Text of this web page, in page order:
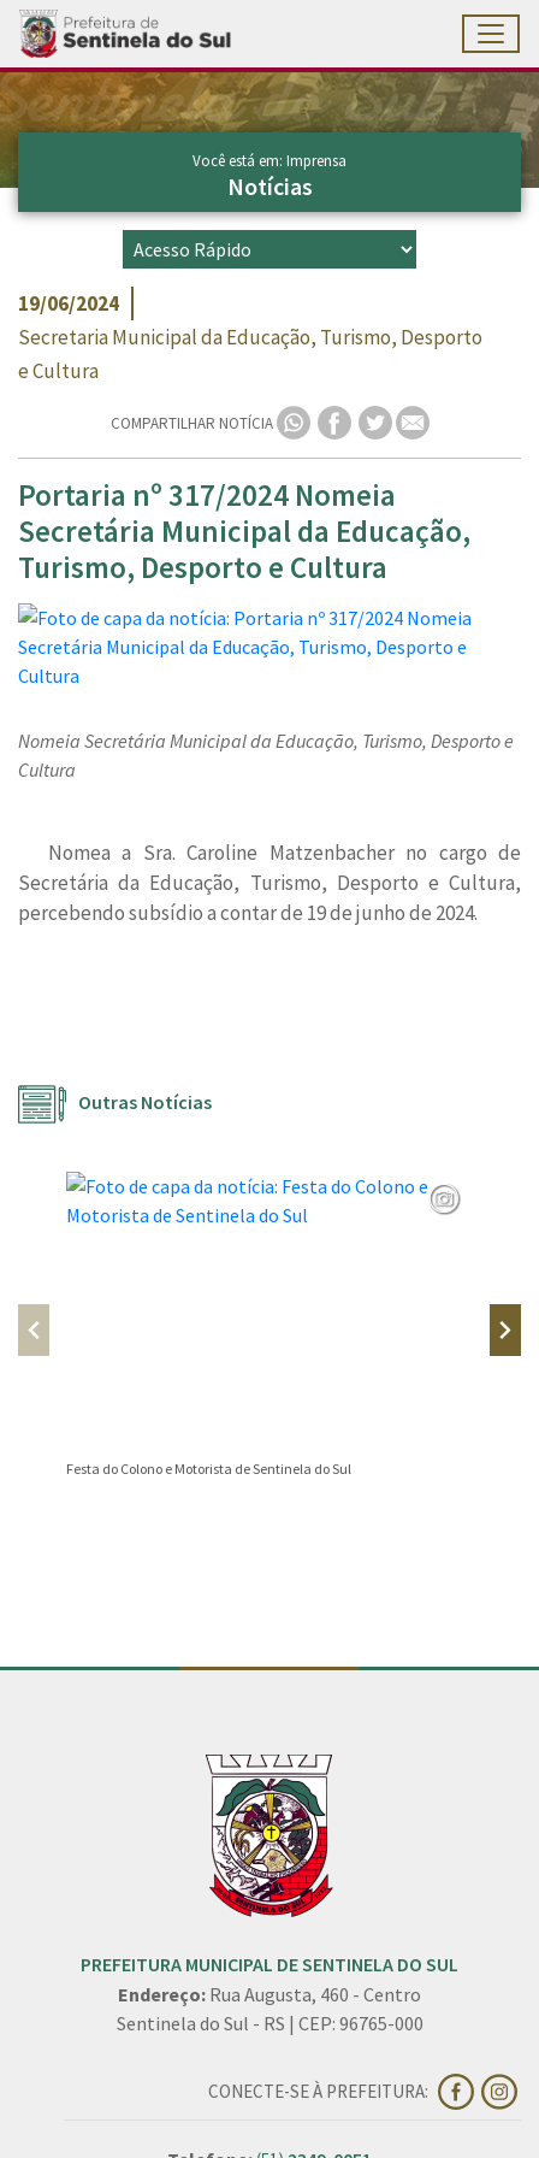
Ir para conteúdo principal
Conteúdo Principal
Você está em: Imprensa
Notícias
19/06/2024
Secretaria Municipal da Educação, Turismo, Desporto
e Cultura
COMPARTILHAR NOTÍCIA
Portaria nº 317/2024 Nomeia
Secretária Municipal da Educação,
Turismo, Desporto e Cultura
Nomeia Secretária Municipal da Educação, Turismo, Desporto e
Cultura
Nomea a Sra. Caroline Matzenbacher no cargo de
Secretária da Educação, Turismo, Desporto e Cultura,
percebendo subsídio a contar de 19 de junho de 2024.
Outras Notícias
Festa do Colono e Motorista de Sentinela do Sul
PREFEITURA MUNICIPAL DE SENTINELA DO SUL
Endereço: Rua Augusta, 460 - Centro
Sentinela do Sul - RS | CEP: 96765-000
CONECTE-SE À PREFEITURA: